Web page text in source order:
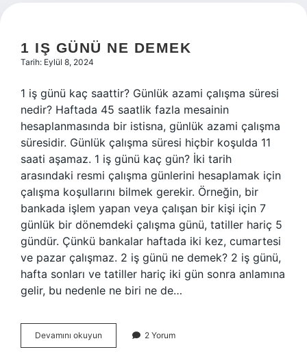
1 IŞ GÜNÜ NE DEMEK
Tarih: Eylül 8, 2024
1 iş günü kaç saattir? Günlük azami çalışma süresi
nedir? Haftada 45 saatlik fazla mesainin
hesaplanmasında bir istisna, günlük azami çalışma
süresidir. Günlük çalışma süresi hiçbir koşulda 11
saati aşamaz. 1 iş günü kaç gün? İki tarih
arasındaki resmi çalışma günlerini hesaplamak için
çalışma koşullarını bilmek gerekir. Örneğin, bir
bankada işlem yapan veya çalışan bir kişi için 7
günlük bir dönemdeki çalışma günü, tatiller hariç 5
gündür. Çünkü bankalar haftada iki kez, cumartesi
ve pazar çalışmaz. 2 iş günü ne demek? 2 iş günü,
hafta sonları ve tatiller hariç iki gün sonra anlamına
gelir, bu nedenle ne biri ne de…
Devamını okuyun
Iş
2 Yorum